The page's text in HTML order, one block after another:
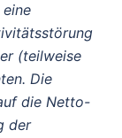
(teilweise
Die
die Netto-
der